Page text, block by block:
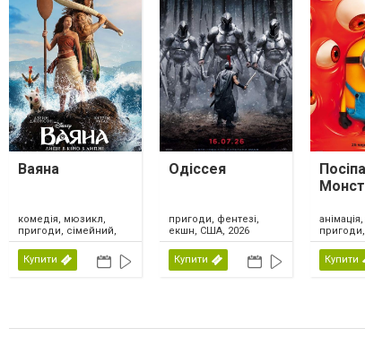
Ваяна
комедія, мюзикл,
пригоди, сімейний,
США, Нова Зеландія,
2026Купити
Одіссея
пригоди, фентезі,
екшн, США, 2026
Купити
США,
Купити